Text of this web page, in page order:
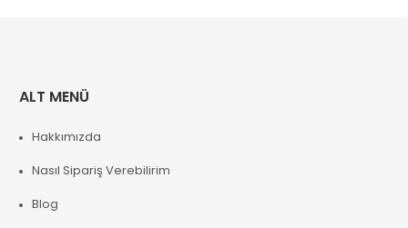
ALT MENÜ
Hakkımızda
Nasıl Sipariş Verebilirim
Blog